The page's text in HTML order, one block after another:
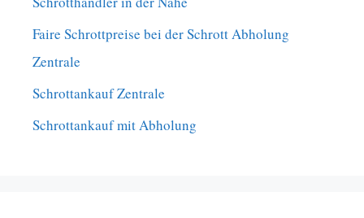
Faire Schrottpreise bei der Schrott Abholung
Zentrale
Schrottankauf Zentrale
Schrottankauf mit Abholung